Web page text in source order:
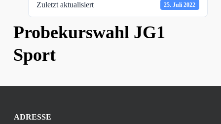
Zuletzt aktualisiert 25. Juli 2022
Probekurswahl JG1
Sport
ADRESSE